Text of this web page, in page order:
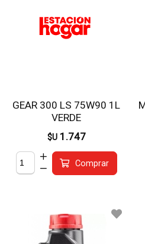
GEAR 300 LS 75W90 1L
VERDE
$U 1.747
Comprar